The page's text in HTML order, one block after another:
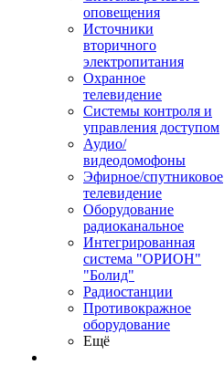
оповещения
Источники
вторичного
электропитания
Охранное
телевидение
Системы контроля и
управления доступом
Аудио/
видеодомофоны
Эфирное/спутниковое
телевидение
Оборудование
радиоканальное
Интегрированная
система "ОРИОН"
"Болид"
Радиостанции
Противокражное
оборудование
Ещё